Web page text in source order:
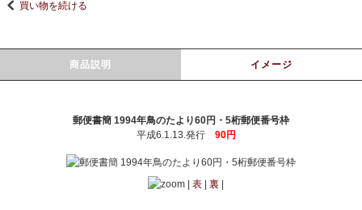
買い物を続ける
商品説明 イメージ
郵便書簡 1994年鳥のたより60円・5桁郵便番号枠
平成6.1.13.発行 90円
表 裏